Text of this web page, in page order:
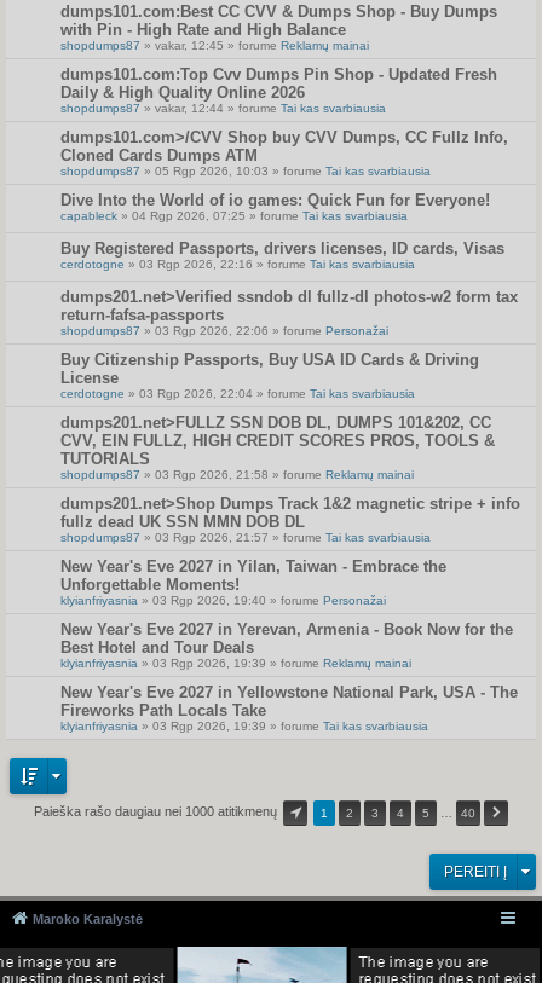
dumps101.com:Best CC CVV & Dumps Shop - Buy Dumps
with Pin - High Rate and High Balance
shopdumps87 » vakar, 12:45 » forume Reklamų mainai
dumps101.com:Top Cvv Dumps Pin Shop - Updated Fresh
Daily & High Quality Online 2026
shopdumps87 » vakar, 12:44 » forume Tai kas svarbiausia
dumps101.com>/CVV Shop buy CVV Dumps, CC Fullz Info,
Cloned Cards Dumps ATM
shopdumps87 » 05 Rgp 2026, 10:03 » forume Tai kas svarbiausia
Dive Into the World of io games: Quick Fun for Everyone!
capableck » 04 Rgp 2026, 07:25 » forume Tai kas svarbiausia
Buy Registered Passports, drivers licenses, ID cards, Visas
cerdotogne » 03 Rgp 2026, 22:16 » forume Tai kas svarbiausia
dumps201.net>Verified ssndob dl fullz-dl photos-w2 form tax
return-fafsa-passports
shopdumps87 » 03 Rgp 2026, 22:06 » forume Personažai
Buy Citizenship Passports, Buy USA ID Cards & Driving
License
cerdotogne » 03 Rgp 2026, 22:04 » forume Tai kas svarbiausia
dumps201.net>FULLZ SSN DOB DL, DUMPS 101&202, CC
CVV, EIN FULLZ, HIGH CREDIT SCORES PROS, TOOLS &
TUTORIALS
shopdumps87 » 03 Rgp 2026, 21:58 » forume Reklamų mainai
dumps201.net>Shop Dumps Track 1&2 magnetic stripe + info
fullz dead UK SSN MMN DOB DL
shopdumps87 » 03 Rgp 2026, 21:57 » forume Tai kas svarbiausia
New Year's Eve 2027 in Yilan, Taiwan - Embrace the
Unforgettable Moments!
klyianfriyasnia » 03 Rgp 2026, 19:40 » forume Personažai
New Year's Eve 2027 in Yerevan, Armenia - Book Now for the
Best Hotel and Tour Deals
klyianfriyasnia » 03 Rgp 2026, 19:39 » forume Reklamų mainai
New Year's Eve 2027 in Yellowstone National Park, USA - The
Fireworks Path Locals Take
klyianfriyasnia » 03 Rgp 2026, 19:39 » forume Tai kas svarbiausia
Paieška rašo daugiau nei 1000 atitikmenų 1 2 3 4 5 40
PEREITI Į
Maroko Karalystė